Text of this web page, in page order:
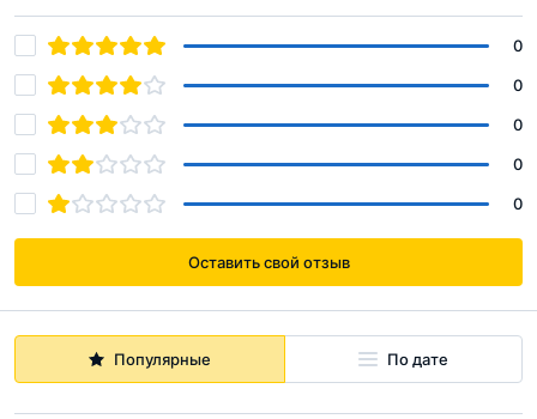
Оставить свой отзыв
Популярные По дате
0
0
0
0
0